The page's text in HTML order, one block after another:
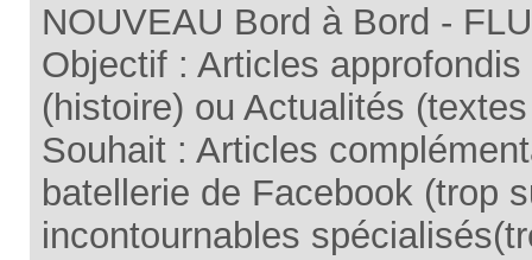
NOUVEAU Bord à Bord -
Objectif : Articles
(histoire) ou Actualités
Souhait : Articles
batellerie de Facebook (trop
incontournables